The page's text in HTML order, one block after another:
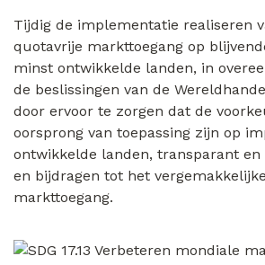
Tijdig de implementatie realiseren
quotavrije markttoegang op
minst ontwikkelde landen, in
de beslissingen van de
door ervoor te zorgen dat de
oorsprong van toepassing zijn op
ontwikkelde landen, transparant en
en bijdragen tot het
markttoegang.